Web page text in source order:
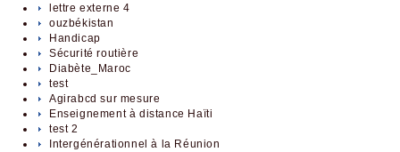
lettre externe 4
ouzbékistan
Handicap
Sécurité routière
Diabète_Maroc
test
Agirabcd sur mesure
Enseignement à distance Haïti
test 2
Intergénérationnel à la Réunion